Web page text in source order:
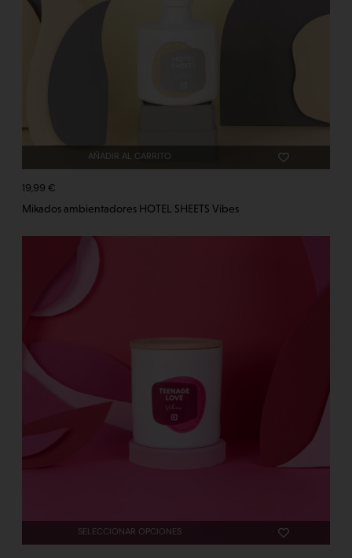
AÑADIR AL CARRITO
Mikados ambientadores HOTEL SHEETS Vibes
19,99 €
SELECCIONAR OPCIONES